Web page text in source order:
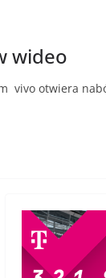
wideo
vivo otwiera